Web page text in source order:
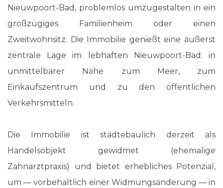
Nieuwpoort-Bad, problemlos umzugestalten in ein
großzügiges Familienheim oder einen
Zweitwohnsitz. Die Immobilie genießt eine äußerst
zentrale Lage im lebhaften Nieuwpoort-Bad: in
unmittelbarer Nähe zum Meer, zum
Einkaufszentrum und zu den öffentlichen
Verkehrsmitteln.
Die Immobilie ist städtebaulich derzeit als
Handelsobjekt gewidmet (ehemalige
Zahnarztpraxis) und bietet erhebliches Potenzial,
um — vorbehaltlich einer Widmungsänderung — in